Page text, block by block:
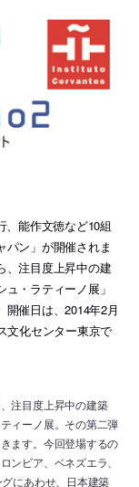
、能作文徳など10組
パン」が開催されま
、注目度上昇中の建
・ラティーノ展」
催日は、2014年2月
文化センター東京で
注目度上昇中の建築
ィーノ展。その第二弾
ます。今回登場するの
ンビア、ベネズエラ、
にあわせ、日本建築